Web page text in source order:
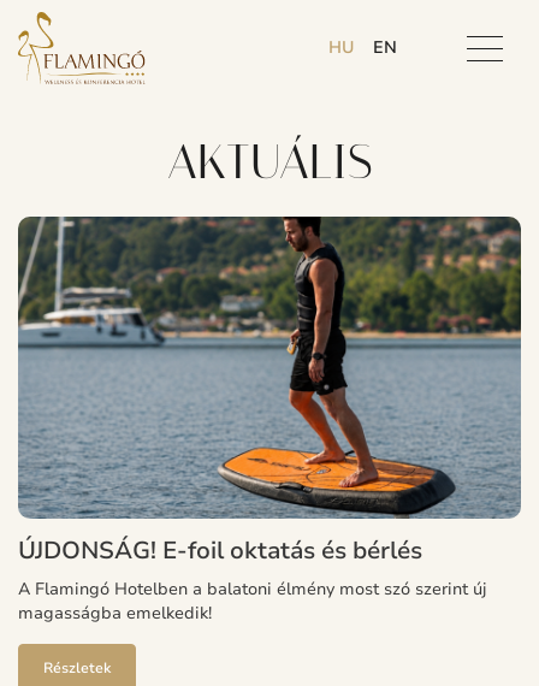
HU EN
AKTUÁLIS
ÚJDONSÁG! E-foil oktatás és bérlés
A Flamingó Hotelben a balatoni élmény most szó szerint új
magasságba emelkedik!
Részletek